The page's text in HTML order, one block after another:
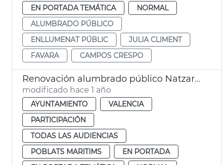
EN PORTADA TEMÁTICA
NORMAL
ALUMBRADO PÚBLICO
ENLLUMENAT PÚBLIC
JULIA CLIMENT
FAVARA
CAMPOS CRESPO
Renovación alumbrado público Natzaret
modificado hace 1 año
AYUNTAMIENTO
VALENCIA
PARTICIPACIÓN
TODAS LAS AUDIENCIAS
POBLATS MARITIMS
EN PORTADA